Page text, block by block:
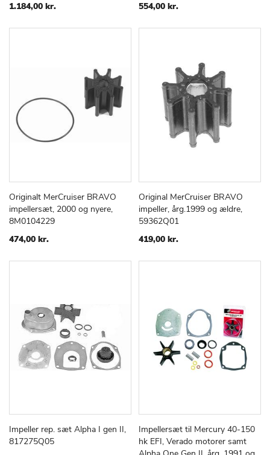
1.184,00 kr.
554,00 kr.
Læg i kurv
TILFØJ
TIL
SAMMENLIGN
Originalt MerCruiser BRAVO
impellersæt, 2000 og nyere,
8M0104229
474,00 kr.
Læg i kurv
TILFØJ
TIL
Original MerCruiser BRAVO
impeller, årg.1999 og ældre,
59362Q01
419,00 kr.
Læg i kurv
TILFØJSAMMENLIGN
Impeller rep. sæt Alpha I gen II,
817275Q05
Læg i kurv
TILFØJ
TIL
Impellersæt til Mercury 40-150
hk EFI, Verado motorer samt